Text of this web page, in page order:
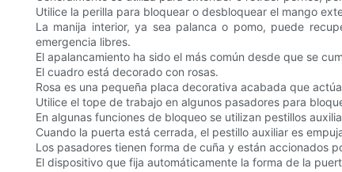
Utilice la perilla para bloquear o desbloquear el mango
La manija interior, ya sea palanca o pomo, puede
emergencia libres.
El apalancamiento ha sido el más común desde que se
El cuadro está decorado con rosas.
Rosa es una pequeña placa decorativa acabada que
Utilice el tope de trabajo en algunos pasadores para
En algunas funciones de bloqueo se utilizan pestillos
Cuando la puerta está cerrada, el pestillo auxiliar es
Los pasadores tienen forma de cuña y están accionados
El dispositivo que fija automáticamente la forma de la